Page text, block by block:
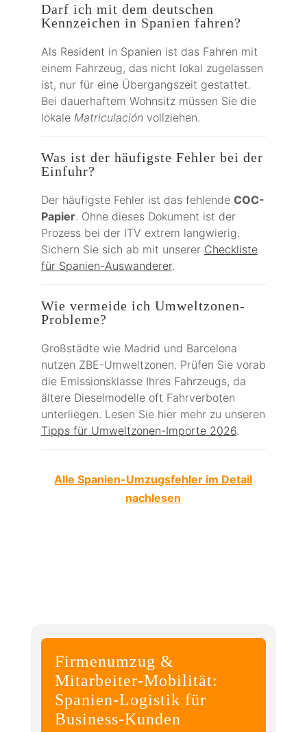
Darf ich mit dem deutschen
Kennzeichen in Spanien fahren?
Als Resident in Spanien ist das Fahren mit
einem Fahrzeug, das nicht lokal zugelassen
ist, nur für eine Übergangszeit gestattet.
Bei dauerhaftem Wohnsitz müssen Sie die
lokale Matriculaciónvollziehen.
Was ist der häufigste Fehler bei der
Einfuhr?
Der häufigste Fehler ist das fehlende COC-
Papier. Ohne dieses Dokument ist der
Prozess bei der ITV extrem langwierig.
Sichern Sie sich ab mit unserer Checkliste
für Spanien-Auswanderer.
Wie vermeide ich Umweltzonen-
Probleme?
Großstädte wie Madrid und Barcelona
nutzen ZBE-Umweltzonen. Prüfen Sie vorab
die Emissionsklasse Ihres Fahrzeugs, da
ältere Dieselmodelle oft Fahrverboten
unterliegen. Lesen Sie hier mehr zu unseren
Tipps für Umweltzonen-Importe 2026.
Alle Spanien-Umzugsfehler im Detail
nachlesen
Firmenumzug &
Mitarbeiter-Mobilität:
Spanien-Logistik für
Business-Kunden